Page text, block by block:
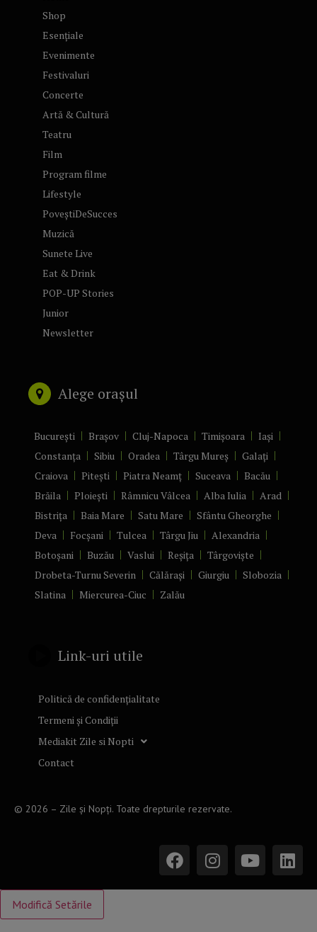
Shop
Esențiale
Evenimente
Festivaluri
Concerte
Artă & Cultură
Teatru
Film
Program filme
Lifestyle
PoveștiDeSucces
Muzică
Sunete Live
Eat & Drink
POP-UP Stories
Junior
Newsletter
Alege orașul
București Brașov Cluj-Napoca Timișoara
Iași
Constanța
Sibiu Oradea Târgu Mureș
Galați
Craiova
Pitești Piatra Neamț Suceava
Bacău
Brăila
Ploiești Râmnicu Vâlcea Alba Iulia
Arad
Bistrița
Baia Mare Satu Mare
Sfântu Gheorghe
Deva
Focșani Tulcea Târgu Jiu
Alexandria
Botoșani
Buzău Vaslui Reșița
Târgoviște
Drobeta-Turnu Severin
Călărași Giurgiu
Slobozia
Slatina
Miercurea-Ciuc Zalău
Link-uri utile
Politică de confidențialitate
Termeni și Condiții
Mediakit Zile si Nopti
Contact
© 2026 – Zile și Nopți. Toate drepturile rezervate.
Modifică Setările